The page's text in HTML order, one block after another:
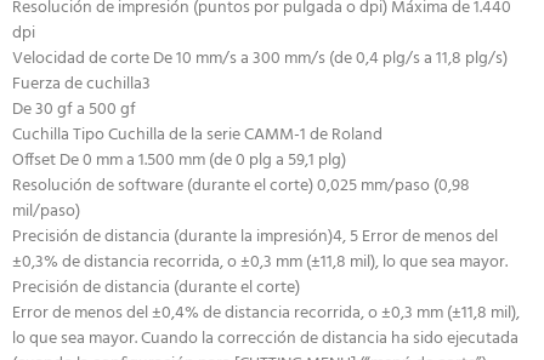
Resolución de impresión (puntos por pulgada o dpi) Máxima de 1.440
dpi
Velocidad de corte De 10 mm/s a 300 mm/s (de 0,4 plg/s a 11,8 plg/s)
Fuerza de cuchilla3
De 30 gf a 500 gf
Cuchilla Tipo Cuchilla de la serie CAMM-1 de Roland
Offset De 0 mm a 1.500 mm (de 0 plg a 59,1 plg)
Resolución de software (durante el corte) 0,025 mm/paso (0,98
mil/paso)
Precisión de distancia (durante la impresión)4, 5 Error de menos del
±0,3% de distancia recorrida, o ±0,3 mm (±11,8 mil), lo que sea mayor.
Precisión de distancia (durante el corte)
Error de menos del ±0,4% de distancia recorrida, o ±0,3 mm (±11,8 mil),
lo que sea mayor. Cuando la corrección de distancia ha sido ejecutada